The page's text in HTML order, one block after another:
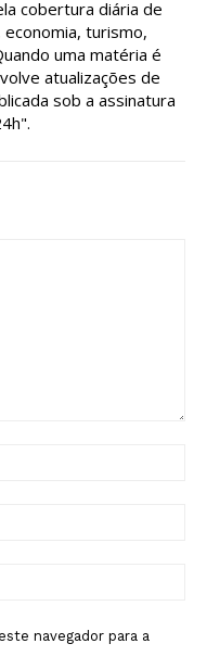
cobertura diária de
economia, turismo,
uma matéria é
atualizações de
sob a assinatura
navegador para a